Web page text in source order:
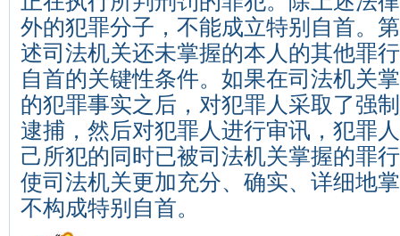
外的犯罪分子，不能成立特别自首。
述司法机关还未掌握的本人的其他罪
自首的关键性条件。如果在司法机关
的犯罪事实之后，对犯罪人采取了强
逮捕，然后对犯罪人进行审讯，犯罪
己所犯的同时已被司法机关掌握的罪
使司法机关更加充分、确实、详细地
不构成特别自首。